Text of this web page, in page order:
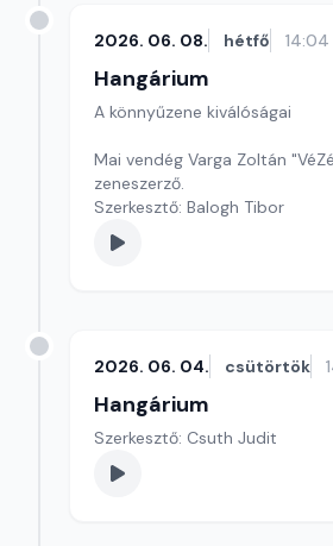
2026. 06. 08. hétfő 14:04
Hangárium
A könnyűzene kiválóságai
Mai vendég Varga Zoltán "VéZé"
zeneszerző.
Szerkesztő: Balogh Tibor
2026. 06. 04. csütörtök
Hangárium
Szerkesztő: Csuth Judit